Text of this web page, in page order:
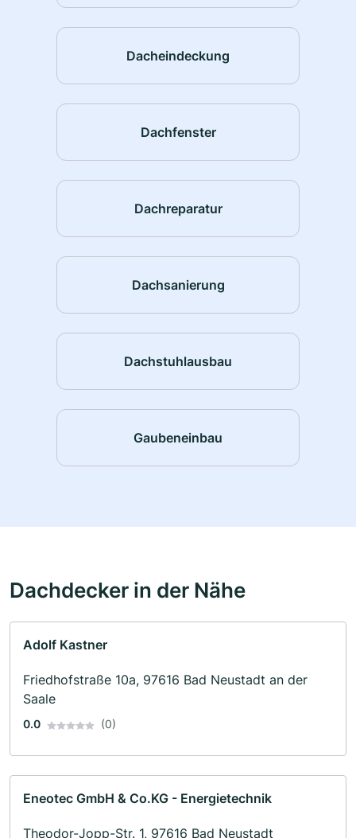
Dacheindeckung
Dachfenster
Dachreparatur
Dachsanierung
Dachstuhlausbau
Gaubeneinbau
Dachdecker in der Nähe
Adolf Kastner
Friedhofstraße 10a, 97616 Bad Neustadt an der
Saale
0.0 (0)
Eneotec GmbH & Co.KG - Energietechnik
Theodor-Jopp-Str. 1, 97616 Bad Neustadt